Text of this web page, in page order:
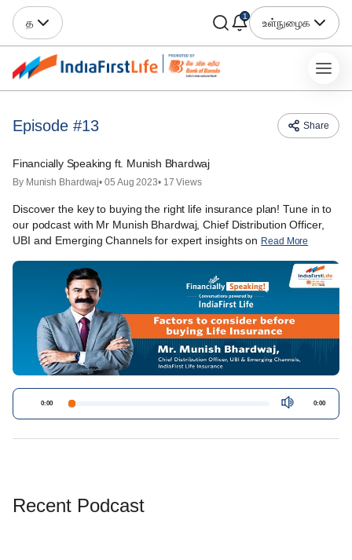
த 1 உள்நுழைக
Episode #13 Share
Financially Speaking ft. Munish Bhardwaj
By Munish Bhardwaj• 05 Aug 2023• 17 Views
Discover the key to buying the right life insurance plan! Tune in to
our podcast with Mr Munish Bhardwaj, Chief Distribution Officer,
UBI and Emerging Channels for expert insights on Read More
0:00 0:00
Recent Podcast